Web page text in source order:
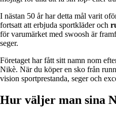
I nästan 50 år har detta mål varit
fortsatt att erbjuda sportkläder och
för varumärket med swoosh är
seger.
Företaget har fått sitt namn nom
Nikè. När du köper en sko från
vision sportprestanda, seger och
Hur väljer man sina